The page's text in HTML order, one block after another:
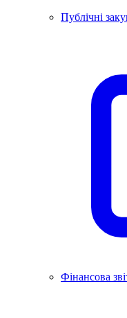
Публічні
Фінансова